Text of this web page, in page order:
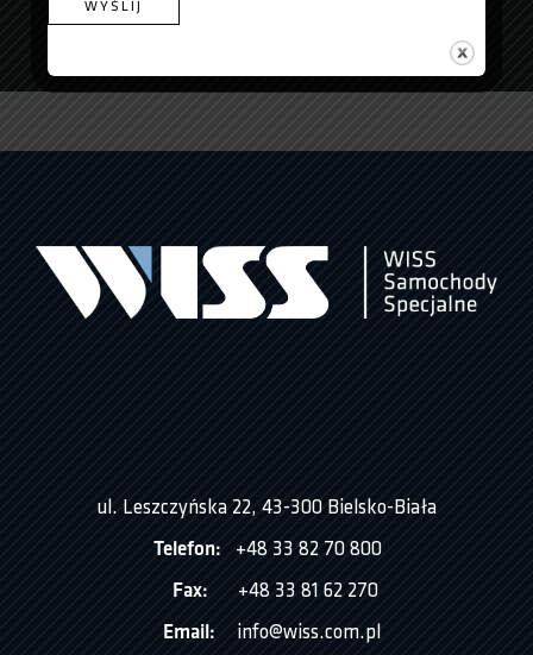
ul. Leszczyńska 22, 43-300 Bielsko-Biała
Telefon: +48 33 82 70 800
Fax: +48 33 81 62 270
Email: info@wiss.com.pl